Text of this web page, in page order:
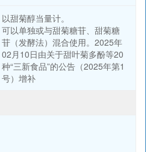
以甜菊醇当量计。
可以单独或与甜菊糖苷、甜菊糖
苷（发酵法）混合使用。2025年
02月10日由关于甜叶菊多酚等20
种“三新食品”的公告（2025年第1
号）增补